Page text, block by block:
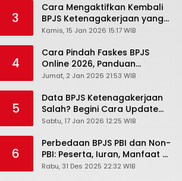
3
Cara Mengaktifkan Kembali
BPJS Ketenagakerjaan yang
Nonaktif, Begini Panduan
Kamis, 15 Jan 2026 15:17 WIB
4
Cara Pindah Faskes BPJS
Online 2026, Panduan
Lengkap via Mobile JKN,
Cabang
Jumat, 2 Jan 2026 21:53 WIB
5
Data BPJS Ketenagakerjaan
Salah? Begini Cara Update
Rekening, Alamat, HP di JMO
Sabtu, 17 Jan 2026 12:25 WIB
6
Perbedaan BPJS PBI dan Non-
PBI: Peserta, Iuran, Manfaat &
Masa Berlaku Terbaru 2026
Rabu, 31 Des 2025 22:32 WIB